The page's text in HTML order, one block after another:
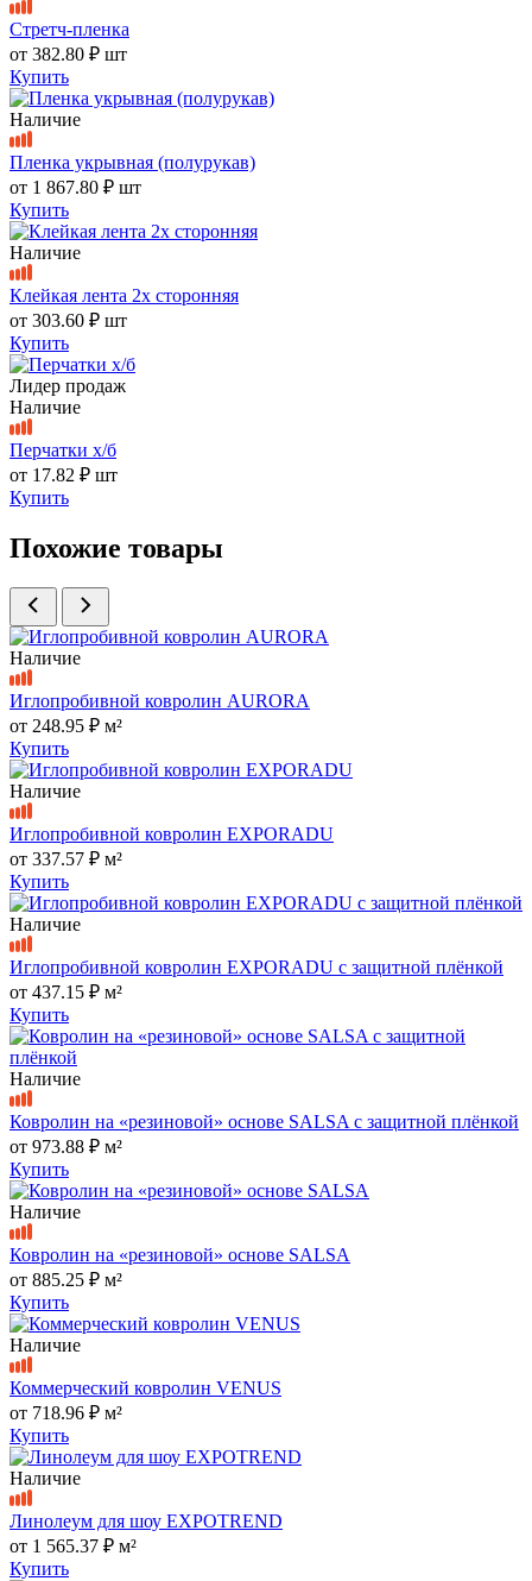
Стретч-пленка
от 382.80 ₽ шт
Купить
Наличие
Пленка укрывная (полурукав)
от 1 867.80 ₽ шт
Купить
Наличие
Клейкая лента 2х сторонняя
от 303.60 ₽ шт
Купить
Лидер продаж
Наличие
Перчатки х/б
от 17.82 ₽ шт
Купить
Похожие товары
Наличие
Иглопробивной ковролин AURORA
от 248.95 ₽ м²
Купить
Наличие
Иглопробивной ковролин EXPORADU
от 337.57 ₽ м²
Купить
Наличие
Иглопробивной ковролин EXPORADU с защитной плёнкой
от 437.15 ₽ м²
Купить
Наличие
Ковролин на «резиновой» основе SALSA с защитной плёнкой
от 973.88 ₽ м²
Купить
Наличие
Ковролин на «резиновой» основе SALSA
от 885.25 ₽ м²
Купить
Наличие
Коммерческий ковролин VENUS
от 718.96 ₽ м²
Купить
Наличие
Линолеум для шоу EXPOTREND
от 1 565.37 ₽ м²
Купить